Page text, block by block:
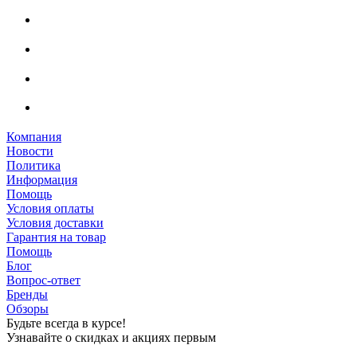
Компания
Новости
Политика
Информация
Помощь
Условия оплаты
Условия доставки
Гарантия на товар
Помощь
Блог
Вопрос-ответ
Бренды
Обзоры
Будьте всегда в курсе!
Узнавайте о скидках и акциях первым